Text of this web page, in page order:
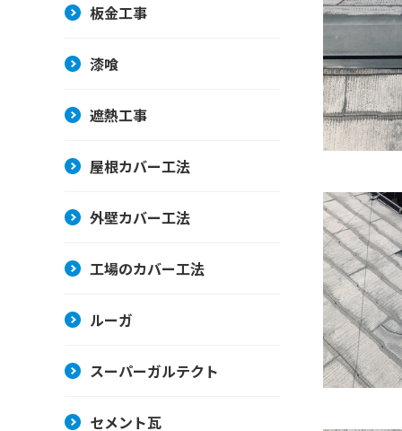
板金工事
漆喰
遮熱工事
屋根カバー工法
外壁カバー工法
工場のカバー工法
ルーガ
スーパーガルテクト
セメント瓦